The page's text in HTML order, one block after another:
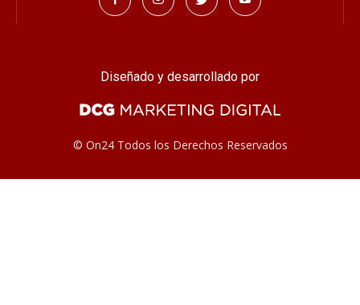
Diseñado y desarrollado por
© On24 Todos los Derechos Reservados